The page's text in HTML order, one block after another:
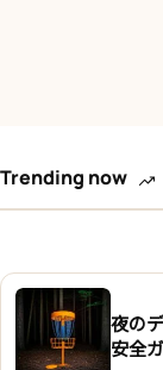
Trending now
夜の
安全